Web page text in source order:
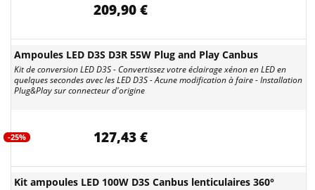
209,90 €
Ampoules LED D3S D3R 55W Plug and Play Canbus
Kit de conversion LED D3S - Convertissez votre éclairage xénon en LED en
quelques secondes avec les LED D3S - Acune modification à faire - Installation
Plug&Play sur connecteur d'origine
-25% 127,43 €
Kit ampoules LED 100W D3S Canbus lenticulaires 360°